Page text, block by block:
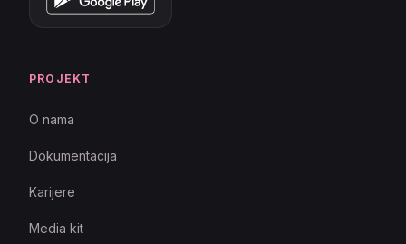
PROJEKT
O nama
Dokumentacija
Karijere
Media kit